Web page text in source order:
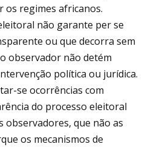
os regimes africanos.
não garante per se
ou que decorra sem
observador não detém
política ou jurídica.
se ocorrências com
do processo eleitoral
observadores, que não as
os mecanismos de